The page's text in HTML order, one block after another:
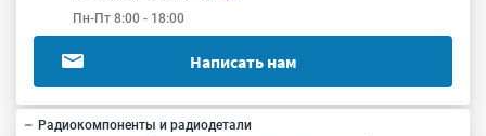
Пн-Пт 8:00 - 18:00
Написать нам
Радиокомпоненты и радиодетали